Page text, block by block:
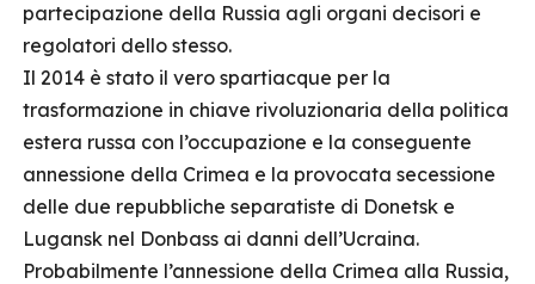
partecipazione della Russia agli organi decisori e
regolatori dello stesso.
Il 2014 è stato il vero spartiacque per la
trasformazione in chiave rivoluzionaria della politica
estera russa con l’occupazione e la conseguente
annessione della Crimea e la provocata secessione
delle due repubbliche separatiste di Donetsk e
Lugansk nel Donbass ai danni dell’Ucraina.
Probabilmente l’annessione della Crimea alla Russia,